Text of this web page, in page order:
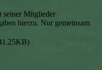
seiner Mitglieder
hierzu. Nur gemeinsam